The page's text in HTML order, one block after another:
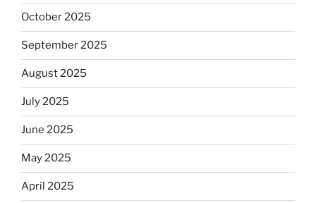
October 2025
September 2025
August 2025
July 2025
June 2025
May 2025
April 2025